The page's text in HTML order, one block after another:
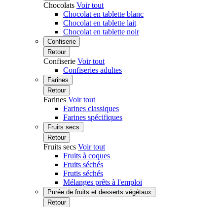
Chocolats Voir tout
Chocolat en tablette blanc
Chocolat en tablette lait
Chocolat en tablette noir
Confiserie
Retour
Confiserie Voir tout
Confiseries adultes
Farines
Retour
Farines Voir tout
Farines classiques
Farines spécifiques
Fruits secs
Retour
Fruits secs Voir tout
Fruits à coques
Fruits séchés
Frutis séchés
Mélanges prêts à l'emploi
Purée de fruits et desserts végétaux
Retour